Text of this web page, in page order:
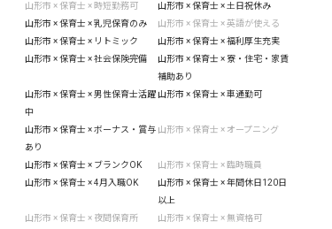
山形市 × 保育士 × 時短勤務可
山形市 × 保育士 × 土日祝休み
山形市 × 保育士 × 乳児保育のみ
山形市 × 保育士 × 英語が使える
山形市 × 保育士 × リトミック
山形市 × 保育士 × 福利厚生充実
山形市 × 保育士 × 社会保険完備
山形市 × 保育士 × 寮・住宅・家賃
補助あり
山形市 × 保育士 × 男性保育士活躍
中
山形市 × 保育士 × 車通勤可
山形市 × 保育士 × ボーナス・賞与
あり
山形市 × 保育士 × オープニング
山形市 × 保育士 × ブランクOK
山形市 × 保育士 × 臨時職員
山形市 × 保育士 × 4月入職OK
山形市 × 保育士 × 年間休日120日
以上
山形市 × 保育士 × 夜間保育所
山形市 × 保育士 × 無資格可